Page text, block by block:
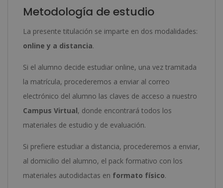
Metodología de estudio
La presente titulación se imparte en dos modalidades:
online y a distancia.
Si el alumno decide estudiar online, una vez tramitada
la matrícula, procederemos a enviar al correo
electrónico del alumno las claves de acceso a nuestro
Campus Virtual, donde encontrará todos los
materiales de estudio y de evaluación.
Si prefiere estudiar a distancia, procederemos a enviar,
al domicilio del alumno, el pack formativo con los
materiales autodidactas en formato físico.